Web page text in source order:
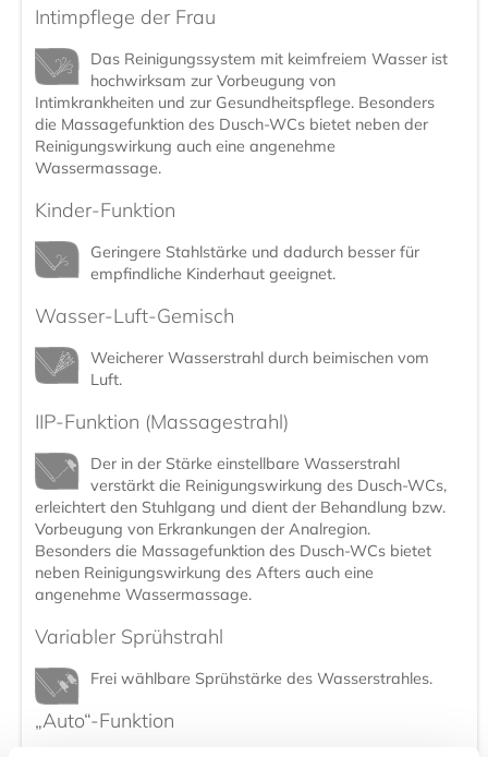
Intimpflege der Frau
Das Reinigungssystem mit keimfreiem Wasser ist
hochwirksam zur Vorbeugung von
Intimkrankheiten und zur Gesundheitspflege. Besonders
die Massagefunktion des Dusch-WCs bietet neben der
Reinigungswirkung auch eine angenehme
Wassermassage.
Kinder-Funktion
Geringere Stahlstärke und dadurch besser für
empfindliche Kinderhaut geeignet.
Wasser-Luft-Gemisch
Weicherer Wasserstrahl durch beimischen vom
Luft.
IIP-Funktion (Massagestrahl)
Der in der Stärke einstellbare Wasserstrahl
verstärkt die Reinigungswirkung des Dusch-WCs,
erleichtert den Stuhlgang und dient der Behandlung bzw.
Vorbeugung von Erkrankungen der Analregion.
Besonders die Massagefunktion des Dusch-WCs bietet
neben Reinigungswirkung des Afters auch eine
angenehme Wassermassage.
Variabler Sprühstrahl
Frei wählbare Sprühstärke des Wasserstrahles.
„Auto“-Funktion